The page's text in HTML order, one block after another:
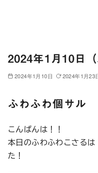
2024年1月10日
2024年1月10日 2024年1月23
ふわふわ個サル
こんばんは！！
本日のふわふわこさる
た！